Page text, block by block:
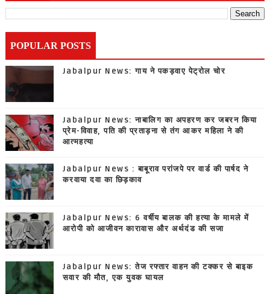
POPULAR POSTS
Jabalpur News: गाय ने पकड़वाए पेट्रोल चोर
Jabalpur News: नाबालिग का अपहरण कर जबरन किया
प्रेम-विवाह, पति की प्रताड़ना से तंग आकर महिला ने की
आत्महत्या
Jabalpur News : बाबूराव परांजपे पर वार्ड की पार्षद ने
करवाया दवा का छिड़काव
Jabalpur News: 6 वर्षीय बालक की हत्या के मामले में
आरोपी को आजीवन कारावास और अर्थदंड की सजा
Jabalpur News: तेज रफ्तार वाहन की टक्कर से बाइक
सवार की मौत, एक युवक घायल